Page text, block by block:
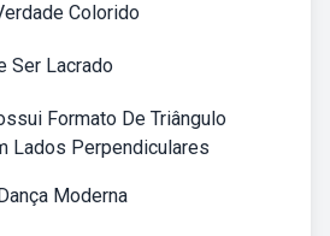
Colorido
Ser Lacrado
Formato De Triângulo
Lados Perpendiculares
Moderna